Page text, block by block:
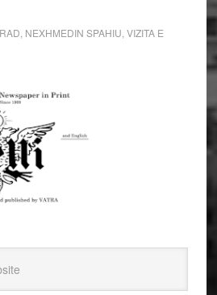
NEXHMEDIN SPAHIU VIZITA E